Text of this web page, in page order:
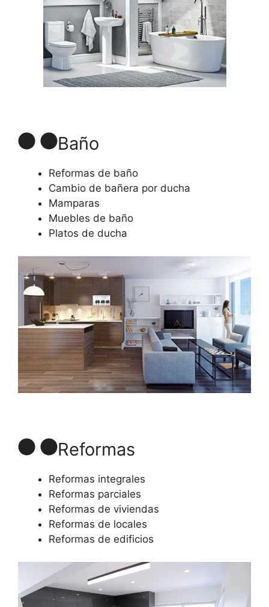
Baño
Reformas de baño
Cambio de bañera por ducha
Mamparas
Muebles de baño
Platos de ducha
Reformas
Reformas integrales
Reformas parciales
Reformas de viviendas
Reformas de locales
Reformas de edificios